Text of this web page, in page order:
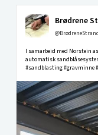
Brødrene
I samarbeid med Norstein
automatisk sandblåsesystem. Blåsebro Supreme CNC og støvfri sandblåser
#sandblasting #gravminne